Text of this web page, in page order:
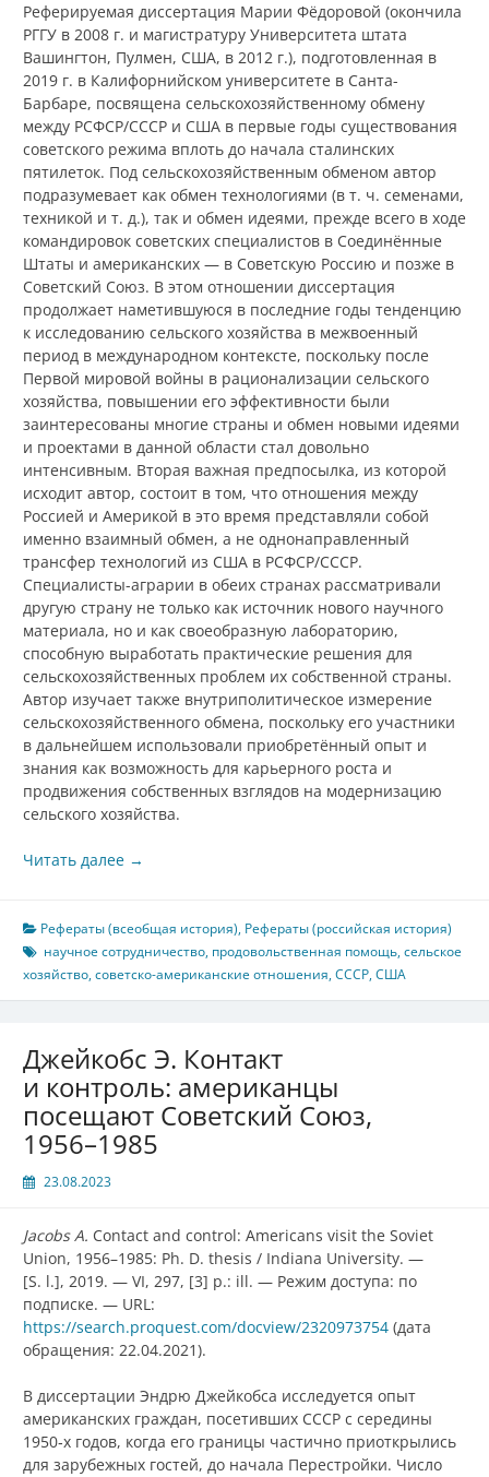
Реферируемая диссертация Марии Фёдоровой (окончила
РГГУ в 2008 г. и магистратуру Университета штата
Вашингтон, Пулмен, США, в 2012 г.), подготовленная в
2019 г. в Калифорнийском университете в Санта-
Барбаре, посвящена сельскохозяйственному обмену
между РСФСР/СССР и США в первые годы существования
советского режима вплоть до начала сталинских
пятилеток. Под сельскохозяйственным обменом автор
подразумевает как обмен технологиями (в т. ч. семенами,
техникой и т. д.), так и обмен идеями, прежде всего в ходе
командировок советских специалистов в Соединённые
Штаты и американских — в Советскую Россию и позже в
Советский Союз. В этом отношении диссертация
продолжает наметившуюся в последние годы тенденцию
к исследованию сельского хозяйства в межвоенный
период в международном контексте, поскольку после
Первой мировой войны в рационализации сельского
хозяйства, повышении его эффективности были
заинтересованы многие страны и обмен новыми идеями
и проектами в данной области стал довольно
интенсивным. Вторая важная предпосылка, из которой
исходит автор, состоит в том, что отношения между
Россией и Америкой в это время представляли собой
именно взаимный обмен, а не однонаправленный
трансфер технологий из США в РСФСР/СССР.
Специалисты-аграрии в обеих странах рассматривали
другую страну не только как источник нового научного
материала, но и как своеобразную лабораторию,
способную выработать практические решения для
сельскохозяйственных проблем их собственной страны.
Автор изучает также внутриполитическое измерение
сельскохозяйственного обмена, поскольку его участники
в дальнейшем использовали приобретённый опыт и
знания как возможность для карьерного роста и
продвижения собственных взглядов на модернизацию
сельского хозяйства.
Читать далее →
Рефераты (всеобщая история), Рефераты (российская история)
научное сотрудничество, продовольственная помощь,сельское
хозяйство,советско-американские отношения,СССР,США
Джейкобс Э. Контакт
и контроль: американцы
посещают Советский Союз,
1956–1985
23.08.2023
Jacobs A. Contact and control: Americans visit the Soviet
Union, 1956–1985: Ph. D. thesis / Indiana University. —
[S. l.], 2019. — VI, 297, [3] p.: ill. — Режим доступа: по
подписке. — URL:
https://search.proquest.com/docview/2320973754 (дата
обращения: 22.04.2021).
В диссертации Эндрю Джейкобса исследуется опыт
американских граждан, посетивших СССР с середины
1950‑х годов, когда его границы частично приоткрылись
для зарубежных гостей, до начала Перестройки. Число